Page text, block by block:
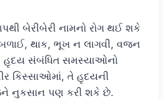
બેરીબેરી નામનો રોગ થઈ શકે
થાક, ભૂખ ન લાગવી, વજન
સંબંધિત સમસ્યાઓનો
કિસ્સાઓમાં, તે હૃદયની
નુકસાન પણ કરી શકે છે.